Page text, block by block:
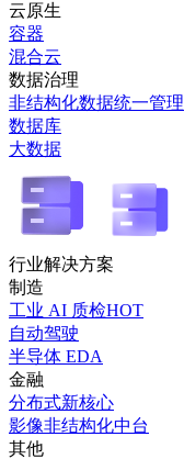
云原生
容器
混合云
数据治理
非结构化数据统一管理
数据库
大数据
行业解决方案
制造
工业 AI 质检HOT
自动驾驶
半导体 EDA
金融
分布式新核心
影像非结构化中台
其他